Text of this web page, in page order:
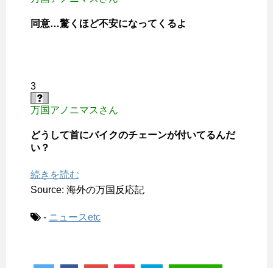
同意…驚くほど不安になってくるよ
3
万国アノニマスさん
どうして首にバイクのチェーンが付いてるんだ
い？
続きを読む
Source: 海外の万国反応記
- ニュースetc